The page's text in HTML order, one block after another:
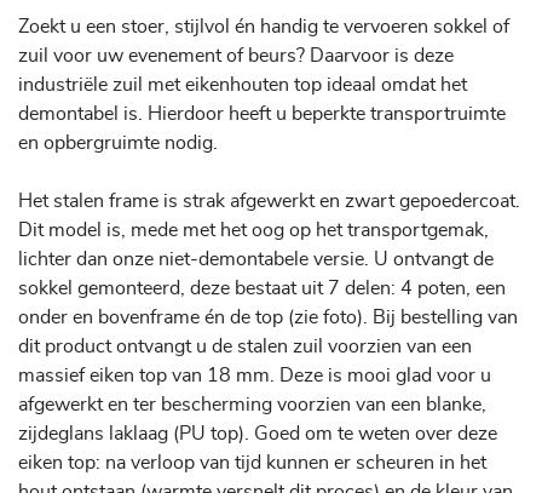
Zoekt u een stoer, stijlvol én handig te vervoeren sokkel of
zuil voor uw evenement of beurs? Daarvoor is deze
industriële zuil met eikenhouten top ideaal omdat het
demontabel is. Hierdoor heeft u beperkte transportruimte
en opbergruimte nodig.
Het stalen frame is strak afgewerkt en zwart gepoedercoat.
Dit model is, mede met het oog op het transportgemak,
lichter dan onze niet-demontabele versie. U ontvangt de
sokkel gemonteerd, deze bestaat uit 7 delen: 4 poten, een
onder en bovenframe én de top (zie foto). Bij bestelling van
dit product ontvangt u de stalen zuil voorzien van een
massief eiken top van 18 mm. Deze is mooi glad voor u
afgewerkt en ter bescherming voorzien van een blanke,
zijdeglans laklaag (PU top). Goed om te weten over deze
eiken top: na verloop van tijd kunnen er scheuren in het